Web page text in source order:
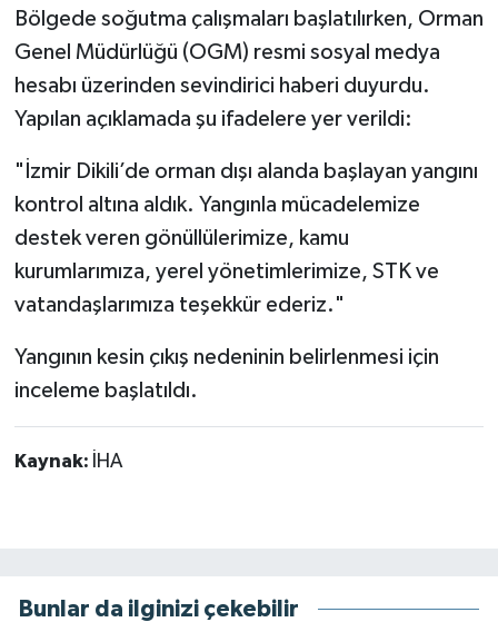
Bölgede soğutma çalışmaları başlatılırken, Orman
Genel Müdürlüğü (OGM) resmi sosyal medya
hesabı üzerinden sevindirici haberi duyurdu.
Yapılan açıklamada şu ifadelere yer verildi:
"İzmir Dikili’de orman dışı alanda başlayan yangını
kontrol altına aldık. Yangınla mücadelemize
destek veren gönüllülerimize, kamu
kurumlarımıza, yerel yönetimlerimize, STK ve
vatandaşlarımıza teşekkür ederiz."
Yangının kesin çıkış nedeninin belirlenmesi için
inceleme başlatıldı.
Kaynak: İHA
Bunlar da ilginizi çekebilir